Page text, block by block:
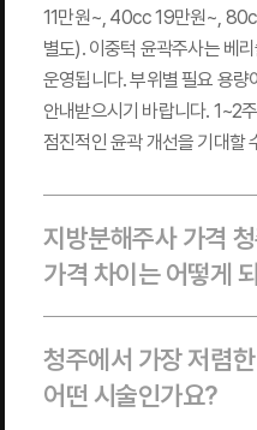
11만원~, 40cc 19만원~,
별도). 이중턱 윤곽주사는 베
운영됩니다. 부위별 필요 용
안내받으시기 바랍니다. 1~2
점진적인 윤곽 개선을 기대할
지방분해주사 가격
가격 차이는 어떻게
청주에서 가장 저렴
어떤 시술인가요?